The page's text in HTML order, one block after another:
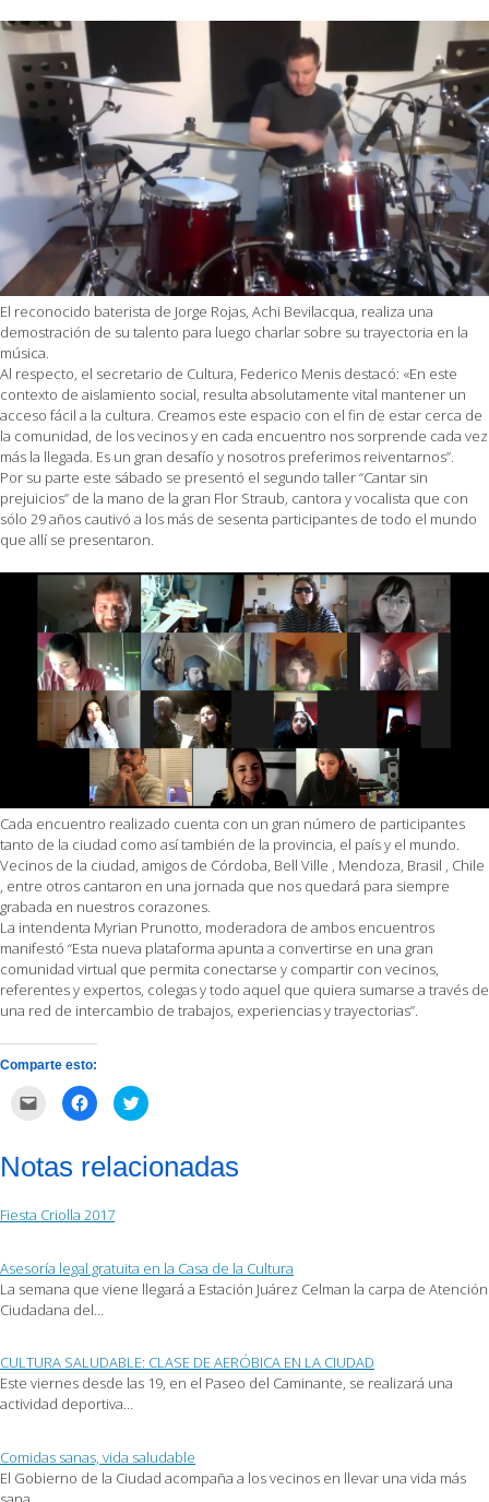
El reconocido baterista de Jorge Rojas, Achi Bevilacqua, realiza una
demostración de su talento para luego charlar sobre su trayectoria en la
música.
Al respecto, el secretario de Cultura, Federico Menis destacó: «En este
contexto de aislamiento social, resulta absolutamente vital mantener un
acceso fácil a la cultura. Creamos este espacio con el fin de estar cerca de
la comunidad, de los vecinos y en cada encuentro nos sorprende cada vez
más la llegada. Es un gran desafío y nosotros preferimos reiventarnos”.
Por su parte este sábado se presentó el segundo taller “Cantar sin
prejuicios” de la mano de la gran Flor Straub, cantora y vocalista que con
sólo 29 años cautivó a los más de sesenta participantes de todo el mundo
que allí se presentaron.
Cada encuentro realizado cuenta con un gran número de participantes
tanto de la ciudad como así también de la provincia, el país y el mundo.
Vecinos de la ciudad, amigos de Córdoba, Bell Ville , Mendoza, Brasil , Chile
, entre otros cantaron en una jornada que nos quedará para siempre
grabada en nuestros corazones.
La intendenta Myrian Prunotto, moderadora de ambos encuentros
manifestó “Esta nueva plataforma apunta a convertirse en una gran
comunidad virtual que permita conectarse y compartir con vecinos,
referentes y expertos, colegas y todo aquel que quiera sumarse a través de
una red de intercambio de trabajos, experiencias y trayectorias”.
Comparte esto:
correo
electrónico
amigo
una
ventana
nueva)
Haz
clic
Facebook
(Se
una
Haz
clic
en
Twitter
(Se
Notas relacionadas
Fiesta Criolla 2017
Asesoría legal gratuita en la Casa de la Cultura
La semana que viene llegará a Estación Juárez Celman la carpa de Atención
Ciudadana del…
CULTURA SALUDABLE: CLASE DE AERÓBICA EN LA CIUDAD
Este viernes desde las 19, en el Paseo del Caminante, se realizará una
actividad deportiva…
Comidas sanas, vida saludable
El Gobierno de la Ciudad acompaña a los vecinos en llevar una vida más